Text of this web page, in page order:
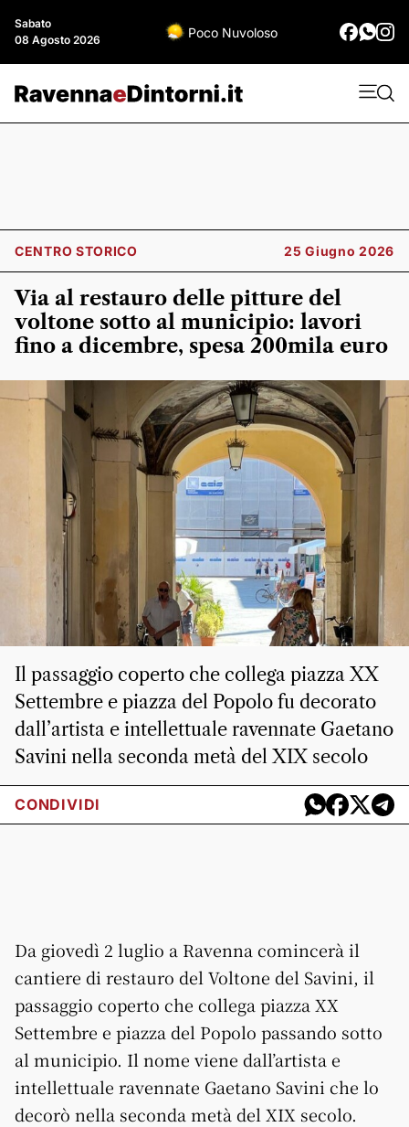
Sabato
08 Agosto 2026
Poco Nuvoloso
CENTRO STORICO 25 Giugno 2026
Via al restauro delle pitture del
voltone sotto al municipio: lavori
fino a dicembre, spesa 200mila euro
Il passaggio coperto che collega piazza XX
Settembre e piazza del Popolo fu decorato
dall’artista e intellettuale ravennate Gaetano
Savini nella seconda metà del XIX secolo
CONDIVIDI
Da giovedì 2 luglio a Ravenna comincerà il
cantiere di restauro del Voltone del Savini, il
passaggio coperto che collega piazza XX
Settembre e piazza del Popolo passando sotto
al municipio. Il nome viene dall’artista e
intellettuale ravennate Gaetano Savini che lo
decorò nella seconda metà del XIX secolo.